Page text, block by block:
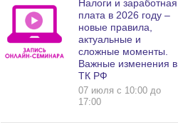
Налоги и заработная
плата в 2026 году –
новые правила,
актуальные и
сложные моменты.
Важные изменения в
ТК РФ
07 июля c 10:00 до
17:00